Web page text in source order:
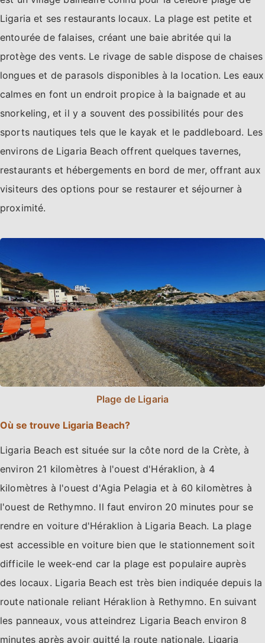
Ligaria et ses restaurants locaux. La plage est petite et
entourée de falaises, créant une baie abritée qui la
protège des vents. Le rivage de sable dispose de chaises
longues et de parasols disponibles à la location. Les eaux
calmes en font un endroit propice à la baignade et au
snorkeling, et il y a souvent des possibilités pour des
sports nautiques tels que le kayak et le paddleboard. Les
environs de Ligaria Beach offrent quelques tavernes,
restaurants et hébergements en bord de mer, offrant aux
visiteurs des options pour se restaurer et séjourner à
proximité.
Plage de Ligaria
Où se trouve Ligaria Beach?
Ligaria Beach est située sur la côte nord de la Crète, à
environ 21 kilomètres à l'ouest d'Héraklion, à 4
kilomètres à l'ouest d'Agia Pelagia et à 60 kilomètres à
l'ouest de Rethymno. Il faut environ 20 minutes pour se
rendre en voiture d'Héraklion à Ligaria Beach. La plage
est accessible en voiture bien que le stationnement soit
difficile le week-end car la plage est populaire auprès
des locaux. Ligaria Beach est très bien indiquée depuis la
route nationale reliant Héraklion à Rethymno. En suivant
les panneaux, vous atteindrez Ligaria Beach environ 8
minutes après avoir quitté la route nationale. Ligaria